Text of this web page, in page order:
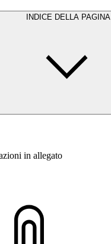
INDICE DELLA PAGINA
in allegato